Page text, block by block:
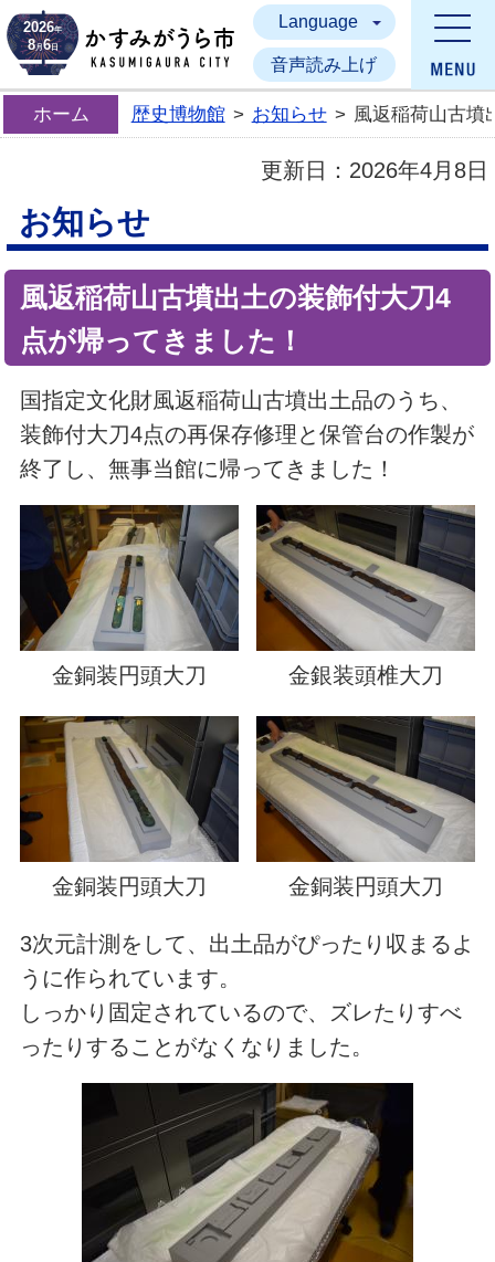
かすみがうら市
2026年
8月6日
Language
音声読み上げ
ホーム 歴史博物館 > お知らせ > 風返稲荷山古墳
更新日： 2026年4月8日
お知らせ
風返稲荷山古墳出土の装飾付大刀4
点が帰ってきました！
国指定文化財風返稲荷山古墳出土品のうち、
装飾付大刀4点の再保存修理と保管台の作製が
終了し、無事当館に帰ってきました！
金銅装円頭大刀 金銀装頭椎大刀
金銅装円頭大刀 金銅装円頭大刀
3次元計測をして、出土品がぴったり収まるよ
うに作られています。
しっかり固定されているので、ズレたりすべ
ったりすることがなくなりました。